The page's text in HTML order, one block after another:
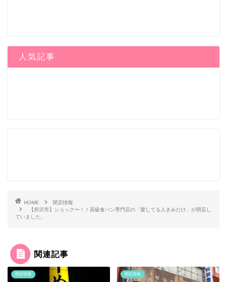
人気記事
HOME
閉店情報
【所沢市】ショック〜！！高級食パン専門店の「愛してる人きみだけ」が閉店し
ていました。
関連記事
閉店情報 閉店情報